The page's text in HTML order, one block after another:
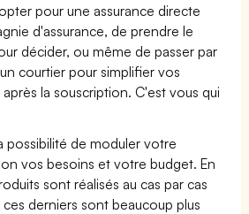
pour une assurance directe
d'assurance, de prendre le
décider, ou même de passer par
courtier pour simplifier vos
la souscription. C'est vous qui
possibilité de moduler votre
vos besoins et votre budget. En
sont réalisés au cas par cas
derniers sont beaucoup plus